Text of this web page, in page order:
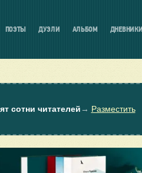
ПОЭТЫ ДУЭЛИ АЛЬБОМ ДНЕВНИКИ
сотни читателей → Разместить